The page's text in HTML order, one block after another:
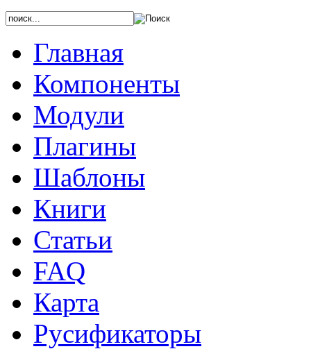
Главная
Компоненты
Модули
Плагины
Шаблоны
Книги
Статьи
FAQ
Карта
Русификаторы